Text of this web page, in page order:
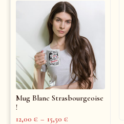
Mug Blanc Strasbourgeoise
!
12,00 € – 15,50 €